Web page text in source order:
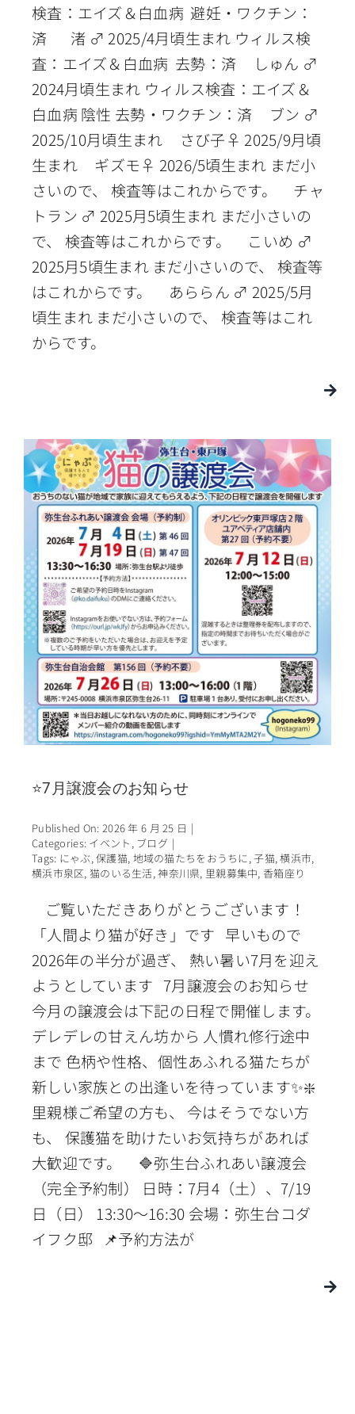
検査：エイズ＆白血病 避妊・ワクチン：
済 渚 ♂ 2025/4月頃生まれ ウィルス検
査：エイズ＆白血病 去勢：済 しゅん ♂
2024月頃生まれ ウィルス検査：エイズ＆
白血病 陰性 去勢・ワクチン：済 ブン ♂
2025/10月頃生まれ さび子♀ 2025/9月頃
生まれ ギズモ♀ 2026/5頃生まれ まだ小
さいので、 検査等はこれからです。 チャ
トラン ♂ 2025月5頃生まれ まだ小さいの
で、 検査等はこれからです。 こいめ ♂
2025月5頃生まれ まだ小さいので、 検査等
はこれからです。 あららん ♂ 2025/5月
頃生まれ まだ小さいので、 検査等はこれ
からです。
⭐7月譲渡会のお知らせ
Published On: 2026 年 6 月 25 日 |
Categories: イベント , ブログ |
Tags: にゃぶ,保護猫, 地域の猫たちをおうちに,子猫,横浜市,
横浜市泉区, 猫のいる生活,神奈川県, 里親募集中,香箱座り
ご覧いただきありがとうございます！
「人間より猫が好き」です 早いもので
2026年の半分が過ぎ、 熱い暑い7月を迎え
ようとしています 7月譲渡会のお知らせ
今月の譲渡会は下記の日程で開催します。
デレデレの甘えん坊から 人慣れ修行途中
まで 色柄や性格、個性あふれる猫たちが
新しい家族との出逢いを待っています✨❇️
里親様ご希望の方も、 今はそうでない方
も、 保護猫を助けたいお気持ちがあれば
大歓迎です。 🔷弥生台ふれあい譲渡会
（完全予約制） 日時：7月4（土）、7/19
日（日） 13:30〜16:30 会場：弥生台コダ
イフク邸 📌予約方法が